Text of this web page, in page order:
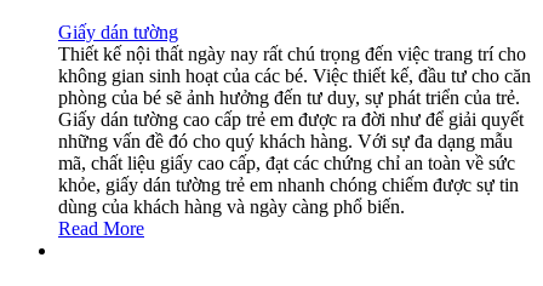
Giấy dán tường
Thiết kế nội thất ngày nay rất chú trọng đến việc trang trí cho
không gian sinh hoạt của các bé. Việc thiết kế, đầu tư cho căn
phòng của bé sẽ ảnh hưởng đến tư duy, sự phát triển của trẻ.
Giấy dán tường cao cấp trẻ em được ra đời như để giải quyết
những vấn đề đó cho quý khách hàng. Với sự đa dạng mẫu
mã, chất liệu giấy cao cấp, đạt các chứng chỉ an toàn về sức
khỏe, giấy dán tường trẻ em nhanh chóng chiếm được sự tin
dùng của khách hàng và ngày càng phổ biến.
Read More